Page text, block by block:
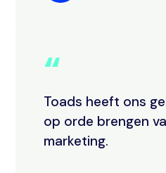
“
Toads heeft ons
op orde brengen
marketing.